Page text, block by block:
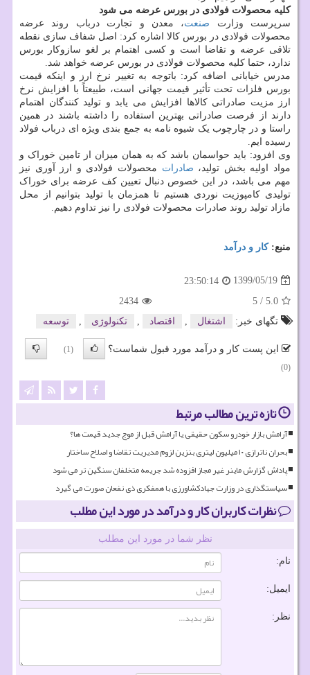
کلیه محصولات فولادی در بورس عرضه می شود
سرپرست وزارت صنعت، معدن و تجارت درباب روند عرضه
محصولات فولادی در بورس کالا اشاره کرد: اصل شفاف سازی نقطه
تلاقی عرضه و تقاضا است و کسی اهتمام بر لغو سازوکار بورس
ندارد، حتما کلیه محصولات فولادی در بورس عرضه خواهد شد.
مدرس خیابانی اضافه کرد: باتوجه به تغییر نرخ ارز و اینکه قیمت
بورس فلزات تحت تأثیر قیمت جهانی است، طبیعتاً با افزایش نرخ
ارز مزیت صادراتی کالاها افزایش می یابد و تولید کنندگان اهتمام
دارند از فرصت صادراتی بهترین استفاده را داشته باشند در همین
راستا و در چارچوب یک شیوه نامه به جمع بندی ویژه ای درباب فولاد
رسیده ایم.
وی افزود: باید حواسمان باشد که به همان میزان از تامین خوراک و
مواد اولیه بخش تولید، صادرات محصولات فولادی و ارز آوری نیز
مهم می باشد، در این خصوص دنبال تعیین کف عرضه برای خوراک
تولیدی کامپوزیت نوردی هستیم تا همزمان با تولید بتوانیم از محل
مازاد تولید روند صادرات محصولات فولادی را نیز تداوم دهیم.
منبع:كار و درآمد
1399/05/19
23:50:14
5.0
/
5
2434
تگهای خبر:
اشتغال , اقتصاد , تكنولوژی , توسعه
این پست کار و درآمد مورد قبول شماست؟
(1)
(0)
تازه ترین مطالب مرتبط
آرامش بازار خودرو سکون حقیقی یا آرامش قبل از موج جدید قیمت ها؟
بحران ناترازی ۱۰ میلیون لیتری بنزین لزوم مدیریت تقاضا و اصلاح ساختار
پاداش گزارش ماینر غیر مجاز افزوده شد جریمه متخلفان سنگین تر می شود
سیاستگذاری در وزارت جهادکشاورزی با همفکری ذی نفعان صورت می گیرد
نظرات کاربران کار و درآمد در مورد این مطلب
نظر شما در مورد این مطلب
نام:
ایمیل:
نظر: